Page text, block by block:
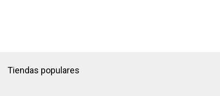
Tiendas populares